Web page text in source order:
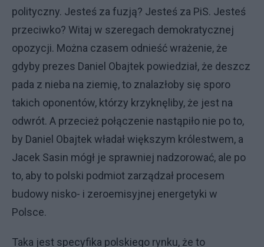
polityczny. Jesteś za fuzją? Jesteś za PiS. Jesteś
przeciwko? Witaj w szeregach demokratycznej
opozycji. Można czasem odnieść wrażenie, że
gdyby prezes Daniel Obajtek powiedział, że deszcz
pada z nieba na ziemię, to znalazłoby się sporo
takich oponentów, którzy krzyknęliby, że jest na
odwrót. A przecież połączenie nastąpiło nie po to,
by Daniel Obajtek władał większym królestwem, a
Jacek Sasin mógł je sprawniej nadzorować, ale po
to, aby to polski podmiot zarządzał procesem
budowy nisko- i zeroemisyjnej energetyki w
Polsce.
Taka jest specyfika polskiego rynku, że to